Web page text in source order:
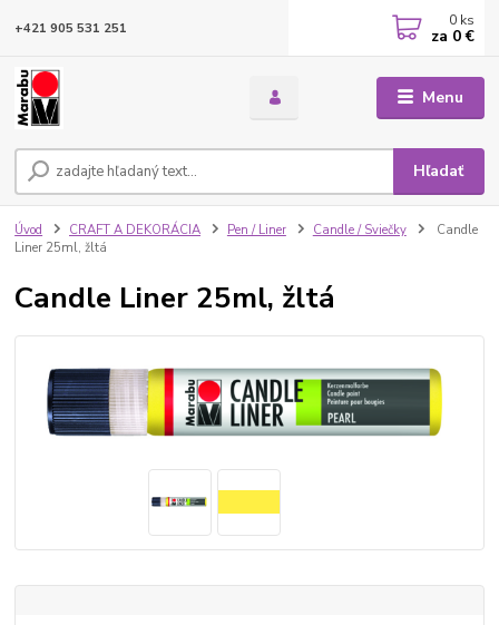
Menu
Hľadať
+421 905 531 251 0 ks
za 0 €
Úvod CRAFT A DEKORÁCIA Pen / Liner Candle / Sviečky
Candle
Liner 25ml, žltá
Candle Liner 25ml, žltá